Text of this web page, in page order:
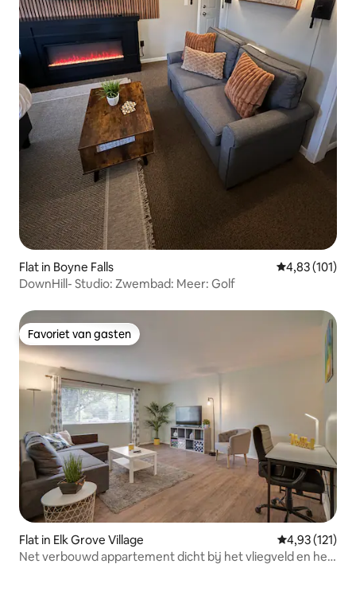
Flat in Boyne Falls Gemiddelde
4,83 (101)
DownHill- Studio: Zwembad: Meer: Golf
Favoriet van gasten
Favoriet van gasten
Flat in Elk Grove Village Gemiddelde
4,93 (121)
Net verbouwd appartement dicht bij het vliegveld en het